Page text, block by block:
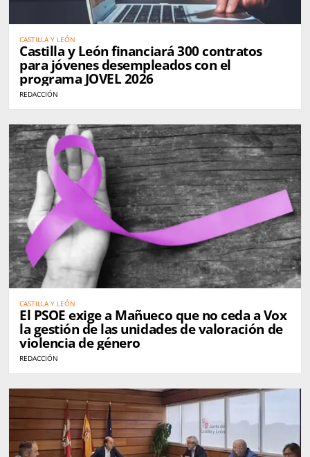
CASTILLA Y LEÓN
Castilla y León financiará 300 contratos
para jóvenes desempleados con el
programa JOVEL 2026
REDACCIÓN
CASTILLA Y LEÓN
El PSOE exige a Mañueco que no ceda a Vox
la gestión de las unidades de valoración de
violencia de género
REDACCIÓN